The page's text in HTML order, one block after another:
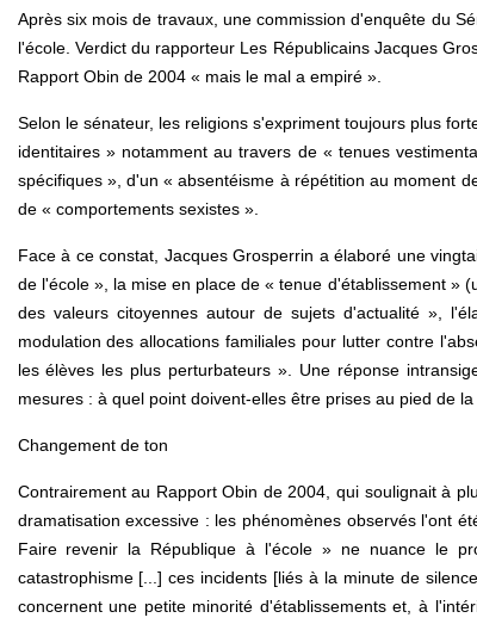
Après six mois de travaux, une commission d'enquête du
l'école. Verdict du rapporteur Les Républicains Jacques
Rapport Obin de 2004 « mais le mal a empiré ».
Selon le sénateur, les religions s'expriment toujours plus
identitaires » notamment au travers de « tenues
spécifiques », d'un « absentéisme à répétition au moment
de « comportements sexistes ».
Face à ce constat, Jacques Grosperrin a élaboré une
de l'école », la mise en place de « tenue d'établissement »
des valeurs citoyennes autour de sujets d'actualité »,
modulation des allocations familiales pour lutter contre
les élèves les plus perturbateurs ». Une réponse
mesures : à quel point doivent-elles être prises au pied de
Changement de ton
Contrairement au Rapport Obin de 2004, qui soulignait à
dramatisation excessive : les phénomènes observés l'ont
Faire revenir la République à l'école » ne nuance le
catastrophisme [...] ces incidents [liés à la minute de
concernent une petite minorité d'établissements et, à